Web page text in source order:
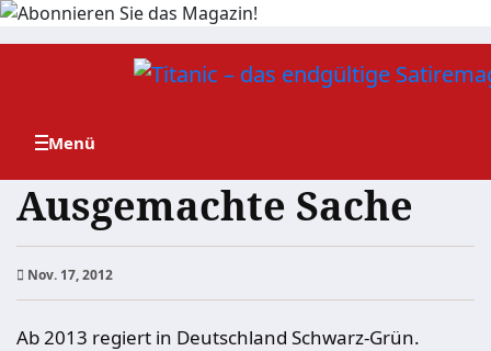
Zum
Ausgemachte Sache
Nov. 17, 2012
Ab 2013 regiert in Deutschland Schwarz-Grün.